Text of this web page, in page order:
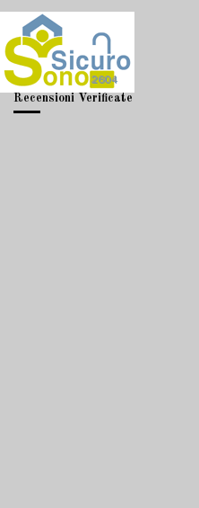
Recensioni Verificate